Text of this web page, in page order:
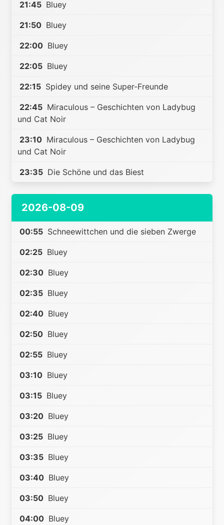
21:45 Bluey
21:50 Bluey
22:00 Bluey
22:05 Bluey
22:15 Spidey und seine Super-Freunde
22:45 Miraculous – Geschichten von Ladybug
und Cat Noir
23:10 Miraculous – Geschichten von Ladybug
und Cat Noir
23:35 Die Schöne und das Biest
2026-08-09
00:55 Schneewittchen und die sieben Zwerge
02:25 Bluey
02:30 Bluey
02:35 Bluey
02:40 Bluey
02:50 Bluey
02:55 Bluey
03:10 Bluey
03:15 Bluey
03:20 Bluey
03:25 Bluey
03:35 Bluey
03:40 Bluey
03:50 Bluey
04:00 Bluey